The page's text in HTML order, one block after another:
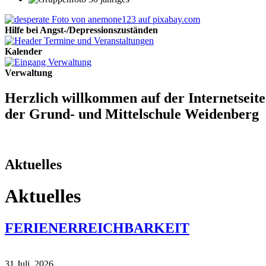
Hilfe bei Angst-/Depressionszuständen
Kalender
Verwaltung
Herzlich willkommen auf der Internetseite
der Grund- und Mittelschule Weidenberg
Aktuelles
Aktuelles
FERIENERREICHBARKEIT
31 Juli, 2026